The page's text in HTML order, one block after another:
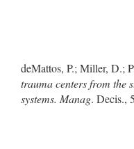
deMattos, P.; Miller, D.;
trauma centers from the
systems. Manag. Decis.,